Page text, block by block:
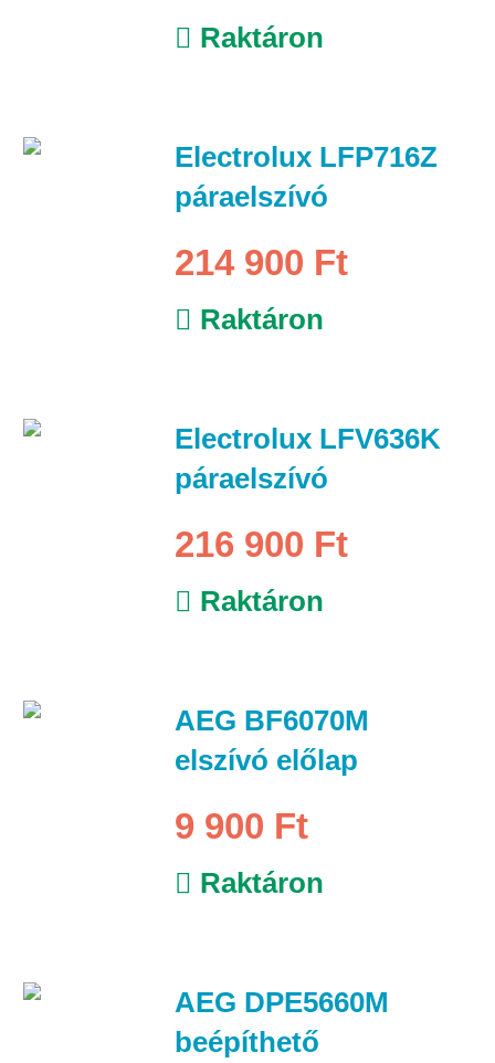
Raktáron
Electrolux LFP716Z
páraelszívó
214 900 Ft
Raktáron
Electrolux LFV636K
páraelszívó
216 900 Ft
Raktáron
AEG BF6070M
elszívó előlap
9 900 Ft
Raktáron
AEG DPE5660M
beépíthető